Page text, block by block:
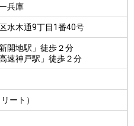
兵庫
水木通9丁目1番40号
開地駅」徒歩２分
速神戸駅」徒歩２分
ート）